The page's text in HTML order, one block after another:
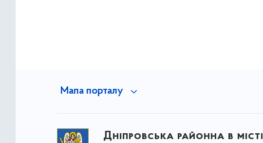
Мапа порталу
Дніпровська районна в місті